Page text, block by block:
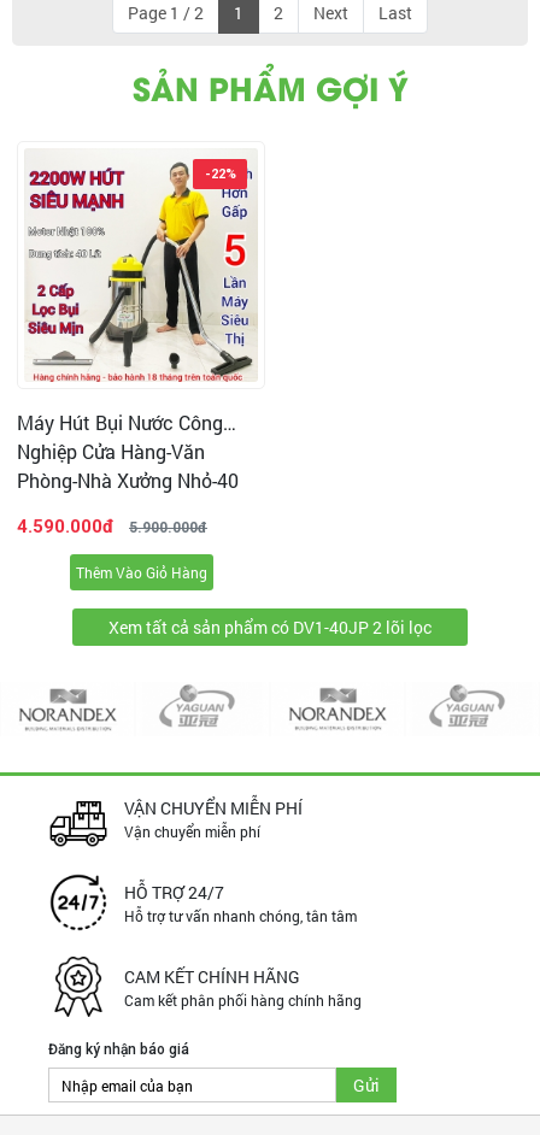
Page 1 / 2 1 2 Next Last
SẢN PHẨM GỢI Ý
Máy Hút Bụi Nước Công
Nghiệp Cửa Hàng-Văn
Phòng-Nhà Xưởng Nhỏ-40
40JP - [2 Lõi Lọc - HEPA]
4.590.000đ 5.900.000đ
-22%
Thêm Vào Giỏ Hàng
Xem tất cả sản phẩm có DV1-40JP 2 lõi lọc
VẬN CHUYỂN MIỄN PHÍ
Vận chuyển miễn phí
HỖ TRỢ 24/7
Hỗ trợ tư vấn nhanh chóng, tân tâm
CAM KẾT CHÍNH HÃNG
Cam kết phân phối hàng chính hãng
Đăng ký nhận báo giá